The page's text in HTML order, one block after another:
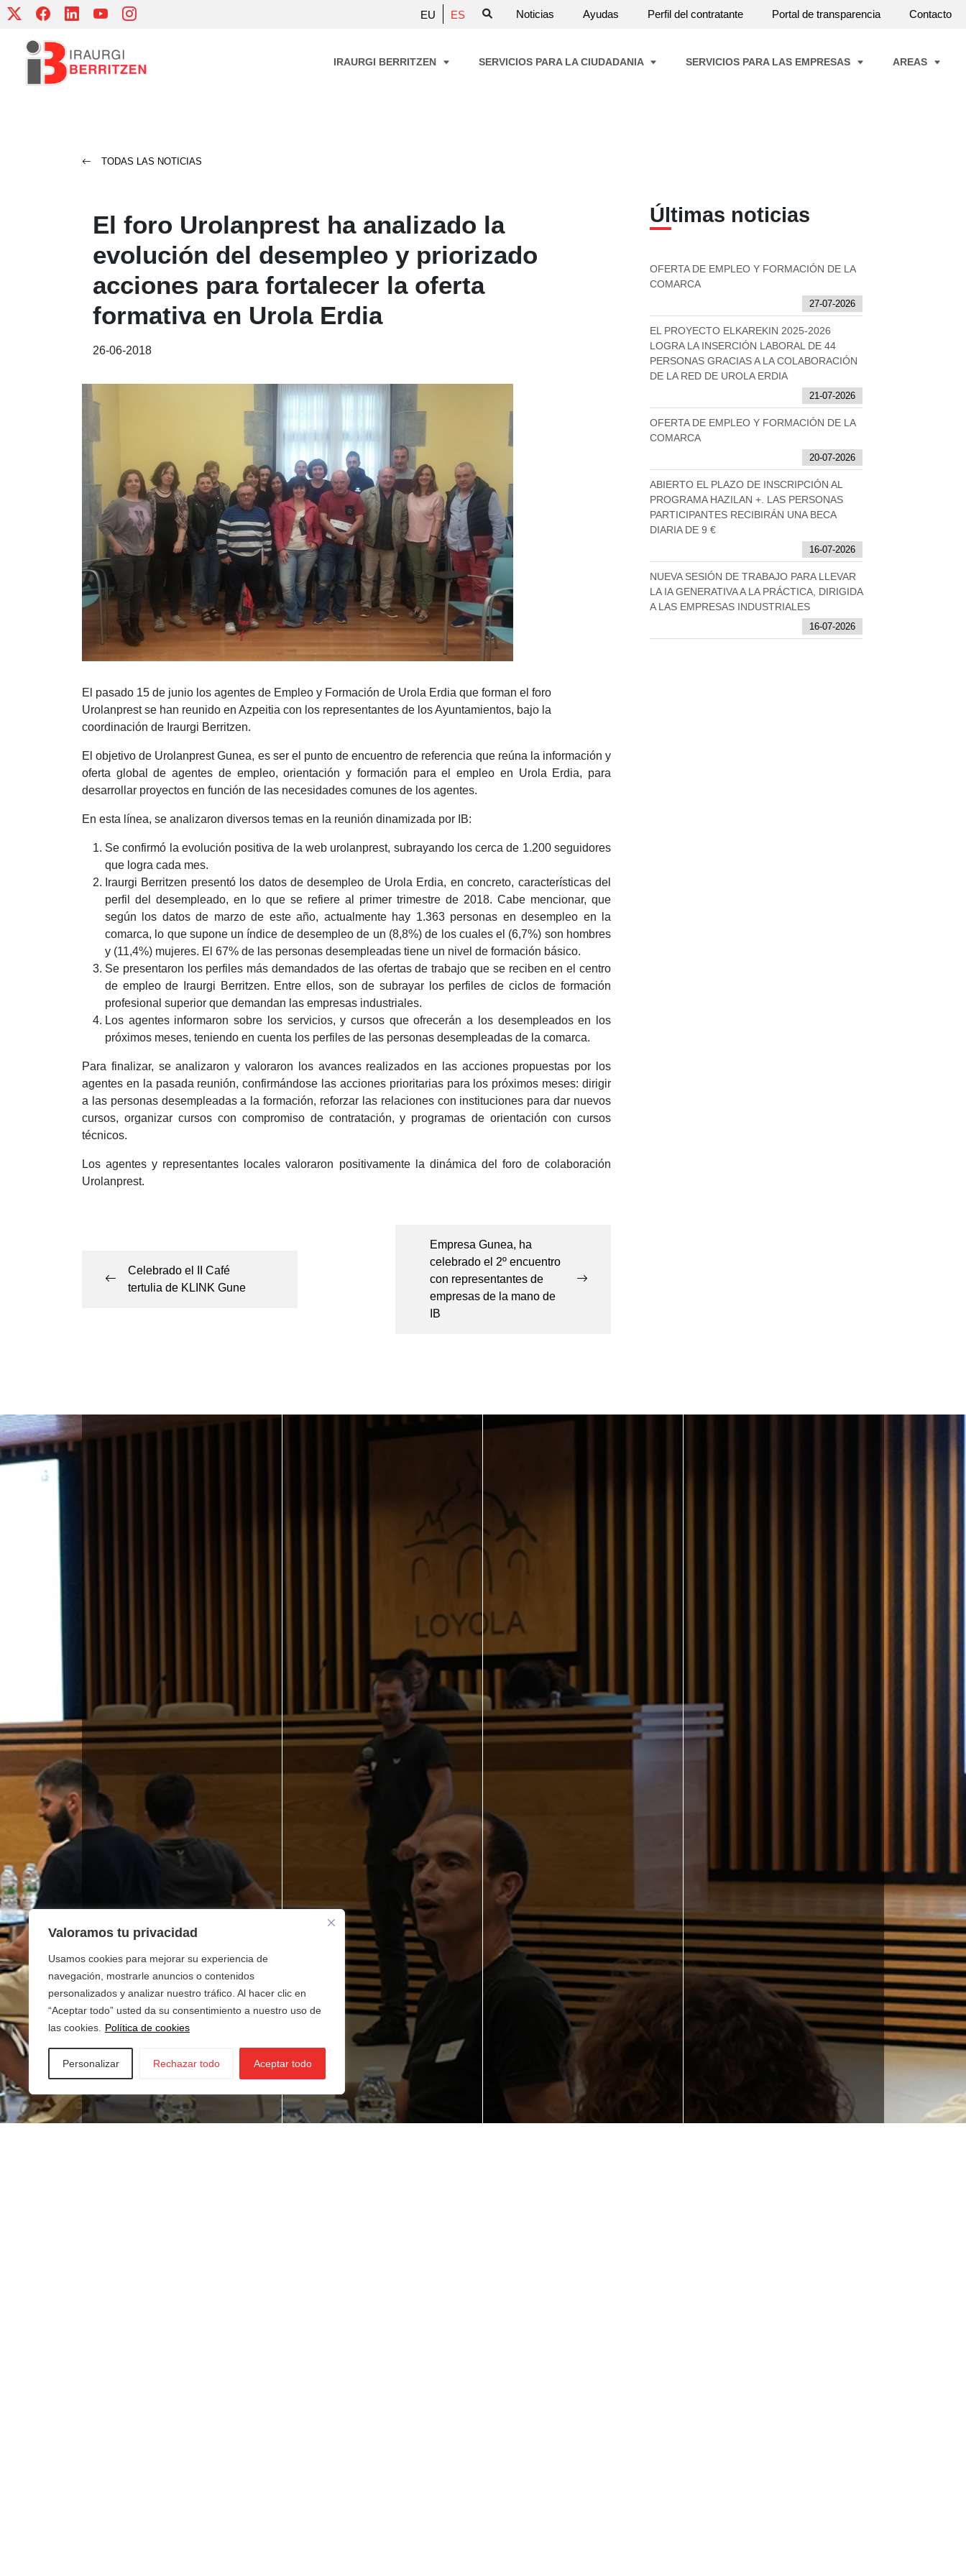
Valoramos tu privacidad
Usamos cookies para mejorar su experiencia de
navegación, mostrarle anuncios o contenidos
personalizados y analizar nuestro tráfico. Al hacer clic en
“Aceptar todo” usted da su consentimiento a nuestro uso de
las cookies.
Política de cookies
Personalizar Rechazar todo Aceptar todo
Skip
content
EU ES Noticias Ayudas Perfil del contratante Portal de transparencia Contacto
IRAURGI BERRITZEN SERVICIOS PARA LA CIUDADANIA SERVICIOS PARA LAS EMPRESAS AREAS
TODAS LAS NOTICIAS
El foro Urolanprest ha analizado la
evolución del desempleo y priorizado
acciones para fortalecer la oferta
formativa en Urola Erdia
26-06-2018
El pasado 15 de junio los agentes de Empleo y Formación de Urola Erdia que forman el foro
Urolanprest se han reunido en Azpeitia con los representantes de los Ayuntamientos, bajo la
coordinación de Iraurgi Berritzen.
El objetivo de Urolanprest Gunea, es ser el punto de encuentro de referencia que reúna la información y
oferta global de agentes de empleo, orientación y formación para el empleo en Urola Erdia, para
desarrollar proyectos en función de las necesidades comunes de los agentes.
En esta línea, se analizaron diversos temas en la reunión dinamizada por IB:
Se confirmó la evolución positiva de la web urolanprest, subrayando los cerca de 1.200 seguidores
que logra cada mes.
Iraurgi Berritzen presentó los datos de desempleo de Urola Erdia, en concreto, características del
perfil del desempleado, en lo que se refiere al primer trimestre de 2018. Cabe mencionar, que
según los datos de marzo de este año, actualmente hay 1.363 personas en desempleo en la
comarca, lo que supone un índice de desempleo de un (8,8%) de los cuales el (6,7%) son hombres
y (11,4%) mujeres. El 67% de las personas desempleadas tiene un nivel de formación básico.
Se presentaron los perfiles más demandados de las ofertas de trabajo que se reciben en el centro
de empleo de Iraurgi Berritzen. Entre ellos, son de subrayar los perfiles de ciclos de formación
profesional superior que demandan las empresas industriales.
Los agentes informaron sobre los servicios, y cursos que ofrecerán a los desempleados en los
próximos meses, teniendo en cuenta los perfiles de las personas desempleadas de la comarca.
Para finalizar, se analizaron y valoraron los avances realizados en las acciones propuestas por los
agentes en la pasada reunión, confirmándose las acciones prioritarias para los próximos meses: dirigir
a las personas desempleadas a la formación, reforzar las relaciones con instituciones para dar nuevos
cursos, organizar cursos con compromiso de contratación, y programas de orientación con cursos
técnicos.
Los agentes y representantes locales valoraron positivamente la dinámica del foro de colaboración
Urolanprest.
entradas
Celebrado el II Café
tertulia de KLINK Gune
Empresa Gunea, ha
celebrado el 2º encuentro
con representantes de
empresas de la mano de
IB
Últimas noticias
OFERTA DE EMPLEO Y FORMACIÓN DE LA
COMARCA
27-07-2026
EL PROYECTO ELKAREKIN 2025-2026
LOGRA LA INSERCIÓN LABORAL DE 44
PERSONAS GRACIAS A LA COLABORACIÓN
DE LA RED DE UROLA ERDIA
21-07-2026
OFERTA DE EMPLEO Y FORMACIÓN DE LA
COMARCA
20-07-2026
ABIERTO EL PLAZO DE INSCRIPCIÓN AL
PROGRAMA HAZILAN +. LAS PERSONAS
PARTICIPANTES RECIBIRÁN UNA BECA
DIARIA DE 9 €
16-07-2026
NUEVA SESIÓN DE TRABAJO PARA LLEVAR
LA IA GENERATIVA A LA PRÁCTICA, DIRIGIDA
A LAS EMPRESAS INDUSTRIALES
16-07-2026